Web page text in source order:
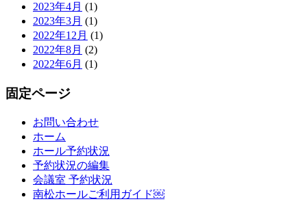
2023年4月 (1)
2023年3月 (1)
2022年12月 (1)
2022年8月 (2)
2022年6月 (1)
固定ページ
お問い合わせ
ホーム
ホール予約状況
予約状況の編集
会議室 予約状況
南松ホールご利用ガイド￼